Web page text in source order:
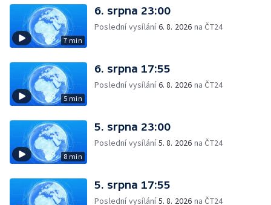
7 min
6. srpna 23:00
Poslední vysílání6. 8. 2026 na ČT24
5 min
6. srpna 17:55
Poslední vysílání6. 8. 2026 na ČT24
8 min
5. srpna 23:00
Poslední vysílání5. 8. 2026 na ČT24
5. srpna 17:55
Poslední vysílání5. 8. 2026 na ČT24